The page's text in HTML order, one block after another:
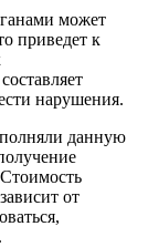
может
приведет к
нарушения.
данную
от